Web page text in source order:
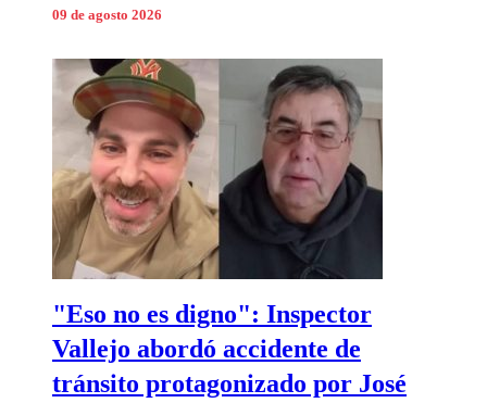
09 de agosto 2026
"Eso no es digno": Inspector
Vallejo abordó accidente de
tránsito protagonizado por José